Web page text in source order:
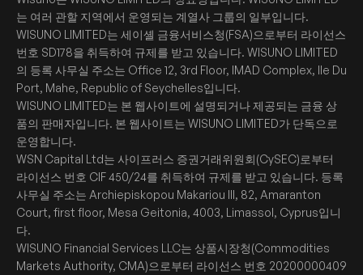
는 여러 관할 지역에서 운영되는 계열사 그룹의 일부입니다.
WISUNO LIMITED는 세이셸 금융서비스청(FSA)으로부터 라이선스
번호 SD178을 취득하여 규제를 받고 있습니다. WISUNO LIMITED
의 등록 사무실 주소는 Office 12, 3rd Floor, IMAD Complex, Ile Du
Port, Mahe, Republic of Seychelles입니다.
WISUNO LIMITED는 본 웹사이트에 설명되거나 제공되는 금융 상
품의 판매자입니다. 본 웹사이트는 WISUNO LIMITED가 단독으로
운영합니다.
WSN Capital Ltd는 사이프러스 증권거래위원회(CySEC)로부터
라이선스 번호 CIF 450/24를 취득하여 규제를 받고 있습니다. 등록
사무실 주소는 Archiepiskopou Makariou III, 82, Amaranton
Court, first floor, Mesa Geitonia, 4003, Limassol, Cyprus입니
다.
WISUNO Financial Services LLC는 상품시장청(Commodities
Markets Authority, CMA)으로부터 라이선스 번호 20200000409